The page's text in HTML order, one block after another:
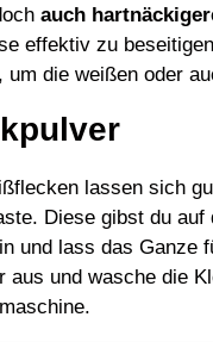
auch
effektiv zu
um die weißen oder
lassen sich
Diese gibst du
und lass das Ganze
aus und wasche die